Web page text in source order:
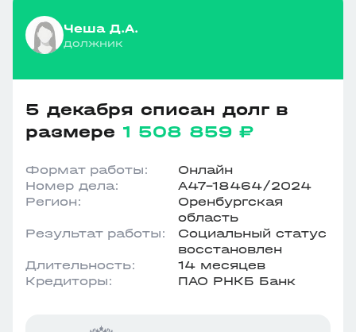
Чеша Д.А.
должник
5 декабря списан долг в
размере 1 508 859 ₽
Формат работы:
Онлайн
Номер дела:
А47-18464/2024
Регион:
Оренбургская
область
Результат работы:
Социальный статус
восстановлен
Длительность:
14 месяцев
Кредиторы:
ПАО РНКБ Банк